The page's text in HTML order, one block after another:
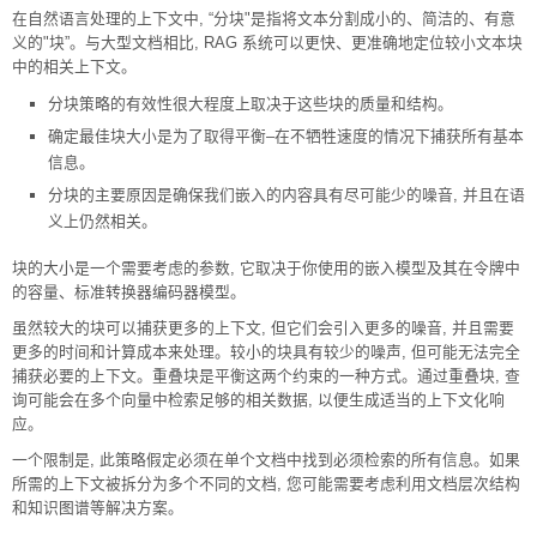
在自然语言处理的上下文中, “分块"是指将文本分割成小的、简洁的、有意
义的"块”。与大型文档相比, RAG 系统可以更快、更准确地定位较小文本块
中的相关上下文。
分块策略的有效性很大程度上取决于这些块的质量和结构。
确定最佳块大小是为了取得平衡–在不牺牲速度的情况下捕获所有基本
信息。
分块的主要原因是确保我们嵌入的内容具有尽可能少的噪音, 并且在语
义上仍然相关。
块的大小是一个需要考虑的参数, 它取决于你使用的嵌入模型及其在令牌中
的容量、标准转换器编码器模型。
虽然较大的块可以捕获更多的上下文, 但它们会引入更多的噪音, 并且需要
更多的时间和计算成本来处理。较小的块具有较少的噪声, 但可能无法完全
捕获必要的上下文。重叠块是平衡这两个约束的一种方式。通过重叠块, 查
询可能会在多个向量中检索足够的相关数据, 以便生成适当的上下文化响
应。
一个限制是, 此策略假定必须在单个文档中找到必须检索的所有信息。如果
所需的上下文被拆分为多个不同的文档, 您可能需要考虑利用文档层次结构
和知识图谱等解决方案。